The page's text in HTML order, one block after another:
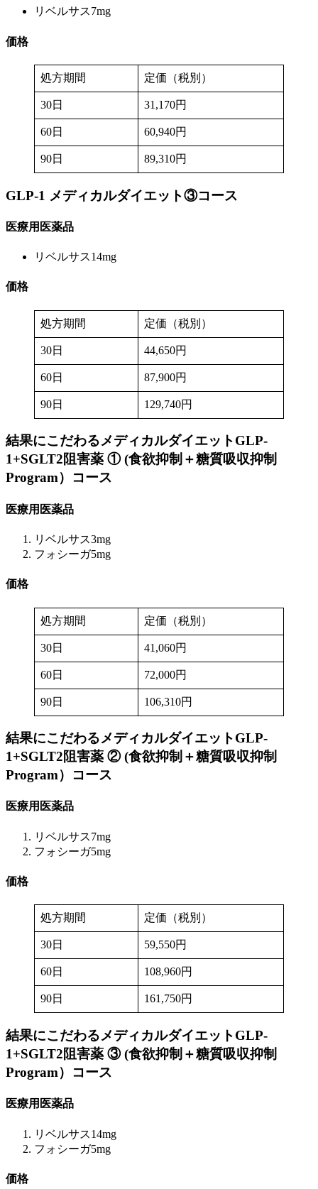
リベルサス7mg
価格
処方期間 定価（税別）
30日 31,170円
60日 60,940円
90日 89,310円
GLP-1 メディカルダイエット③コース
医療用医薬品
リベルサス14mg
価格
処方期間 定価（税別）
30日 44,650円
60日 87,900円
90日 129,740円
結果にこだわるメディカルダイエットGLP-
1+SGLT2阻害薬 ① (食欲抑制＋糖質吸収抑制
Program） コース
医療用医薬品
リベルサス3mg
フォシーガ5mg
価格
処方期間 定価（税別）
30日 41,060円
60日 72,000円
90日 106,310円
結果にこだわるメディカルダイエットGLP-
1+SGLT2阻害薬 ② (食欲抑制＋糖質吸収抑制
Program） コース
医療用医薬品
リベルサス7mg
フォシーガ5mg
価格
処方期間 定価（税別）
30日 59,550円
60日 108,960円
90日 161,750円
結果にこだわるメディカルダイエットGLP-
1+SGLT2阻害薬 ③ (食欲抑制＋糖質吸収抑制
Program） コース
医療用医薬品
リベルサス14mg
フォシーガ5mg
価格